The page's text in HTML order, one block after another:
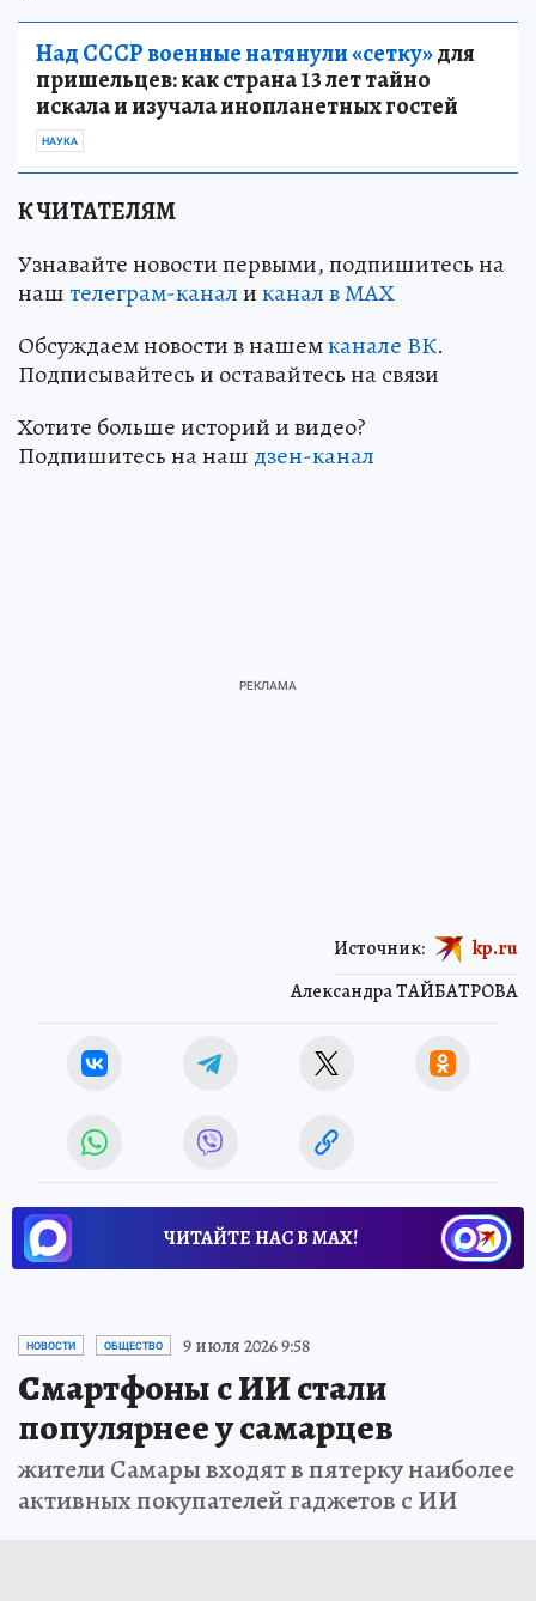
Над СССР военные натянули «сетку»для
пришельцев: как страна 13 лет тайно
искала и изучала инопланетных гостей
НАУКА
К ЧИТАТЕЛЯМ
Узнавайте новости первыми, подпишитесь на
наштелеграм-каналиканал в МАХ
Обсуждаем новости в нашемканале ВК.
Подписывайтесь и оставайтесь на связи
Хотите больше историй и видео?
Подпишитесь на наш дзен-канал
Александра ТАЙБАТРОВА
Источник: kp.ru
ЧИТАЙТЕ НАС В МАХ!
НОВОСТИ ОБЩЕСТВО 9 июля 2026 9:58
Смартфоны с ИИ стали
популярнее у самарцев
жители Самары входят в пятерку наиболее
активных покупателей гаджетов с ИИ